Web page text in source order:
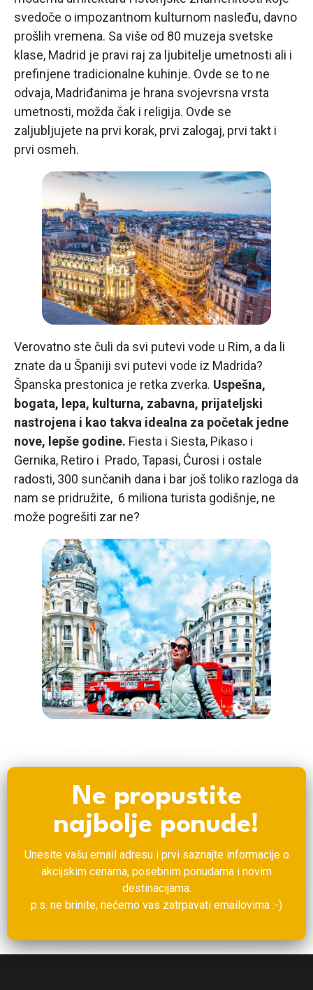
svedoče o impozantnom kulturnom nasleđu, davno
prošlih vremena. Sa više od 80 muzeja svetske
klase, Madrid je pravi raj za ljubitelje umetnosti ali i
prefinjene tradicionalne kuhinje. Ovde se to ne
odvaja, Madriđanima je hrana svojevrsna vrsta
umetnosti, možda čak i religija. Ovde se
zaljubljujete na prvi korak, prvi zalogaj, prvi takt i
prvi osmeh.
Verovatno ste čuli da svi putevi vode u Rim, a da li
znate da u Španiji svi putevi vode iz Madrida?
Španska prestonica je retka zverka. Uspešna,
bogata, lepa, kulturna, zabavna, prijateljski
nastrojena i kao takva idealna za početak jedne
nove, lepše godine. Fiesta i Siesta, Pikaso i
Gernika, Retiro i Prado, Tapasi, Ćurosi i ostale
radosti, 300 sunčanih dana i bar još toliko razloga da
nam se pridružite, 6 miliona turista godišnje, ne
može pogrešiti zar ne?
Ne propustite
najbolje ponude!
Unesite vašu email adresu i prvi saznajte informacije o
akcijskim cenama, posebnim ponudama i novim
destinacijama.
p.s. ne brinite, nećemo vas zatrpavati emailovima :-)